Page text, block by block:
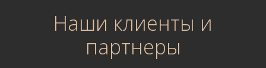
Наши клиенты и
партнеры